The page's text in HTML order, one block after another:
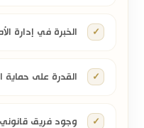
الخبرة في إدارة
القدرة على حماية
وجود فريق